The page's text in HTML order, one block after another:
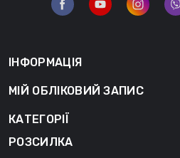
ІНФОРМАЦІЯ
МІЙ ОБЛІКОВИЙ ЗАПИС
КАТЕГОРІЇ
РОЗСИЛКА